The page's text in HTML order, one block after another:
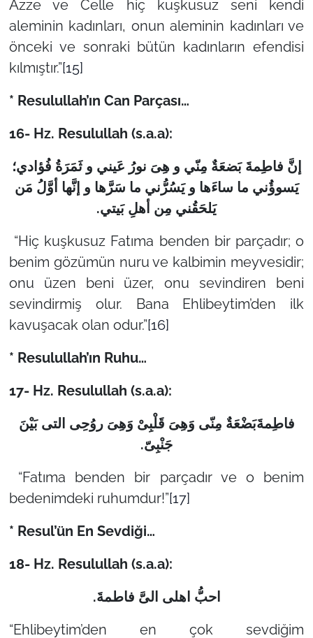
Azze ve Celle hiç kuşkusuz seni kendi
aleminin kadınları, onun aleminin kadınları ve
önceki ve sonraki bütün kadınların efendisi
kılmıştır.”[15]
* Resulullah’ın Can Parçası…
16- Hz. Resulullah (s.a.a):
إنَّ فاطِمةَ بَضعَةٌ مِنّي و هِىَ نورُ عَيني و ثَمَرَةُ فُؤادي؛
يَسوؤُني ما ساءَها و يَسُرُّني ما سَرَّها و إنَّها أوَّلُ مَن
يَلحَقُني مِن أهلِ بَيتي.
“Hiç kuşkusuz Fatıma benden bir parçadır; o
benim gözümün nuru ve kalbimin meyvesidir;
onu üzen beni üzer, onu sevindiren beni
sevindirmiş olur. Bana Ehlibeytim’den ilk
kavuşacak olan odur.”[16]
* Resulullah’ın Ruhu…
17- Hz. Resulullah (s.a.a):
فاطِمةَبَضْعَةٌ مِنّی وَهِیَ قَلْبِیْ وَهِیَ روُحِی التی بَیْنَ
جَنْبِیّ.
“Fatıma benden bir parçadır ve o benim
bedenimdeki ruhumdur!”[17]
* Resul’ün En Sevdiği…
18- Hz. Resulullah (s.a.a):
احبُّ اهلی الیَّ فاطمةَ.
“Ehlibeytim’den en çok sevdiğim